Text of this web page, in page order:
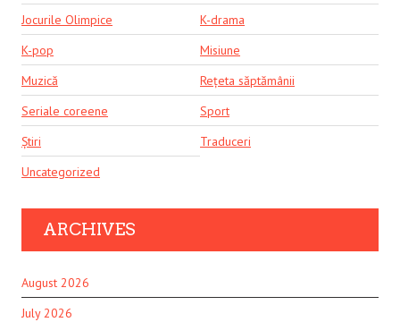
Jocurile Olimpice
K-drama
K-pop
Misiune
Muzică
Rețeta săptămânii
Seriale coreene
Sport
Știri
Traduceri
Uncategorized
ARCHIVES
August 2026
July 2026